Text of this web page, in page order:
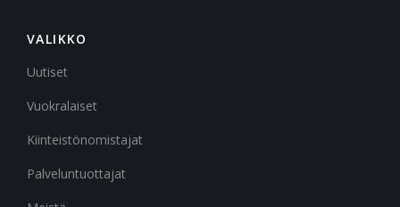
VALIKKO
Uutiset
Vuokralaiset
Kiinteistönomistajat
Palveluntuottajat